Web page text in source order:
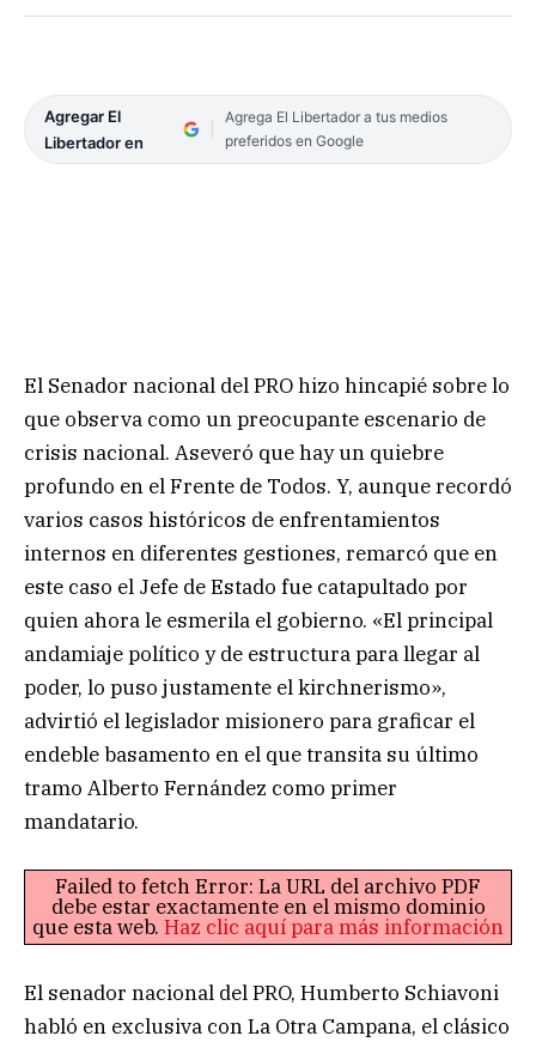
Agregar El
Libertador en
Agrega El Libertador a tus medios
preferidos en Google
El Senador nacional del PRO hizo hincapié sobre lo
que observa como un preocupante escenario de
crisis nacional. Aseveró que hay un quiebre
profundo en el Frente de Todos. Y, aunque recordó
varios casos históricos de enfrentamientos
internos en diferentes gestiones, remarcó que en
este caso el Jefe de Estado fue catapultado por
quien ahora le esmerila el gobierno. «El principal
andamiaje político y de estructura para llegar al
poder, lo puso justamente el kirchnerismo»,
advirtió el legislador misionero para graficar el
endeble basamento en el que transita su último
tramo Alberto Fernández como primer
mandatario.
Failed to fetch Error: La URL del archivo PDF
debe estar exactamente en el mismo dominio
que esta web. Haz clic aquí para más información
El senador nacional del PRO, Humberto Schiavoni
habló en exclusiva con La Otra Campana, el clásico